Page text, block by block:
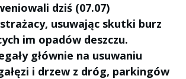
dziś (07.07)
usuwając skutki burz
im opadów deszczu.
głównie na usuwaniu
i drzew z dróg, parkingów